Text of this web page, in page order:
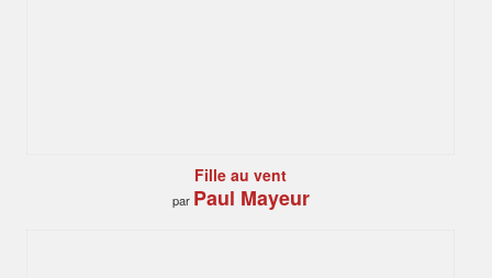
Fille au vent
par Paul Mayeur